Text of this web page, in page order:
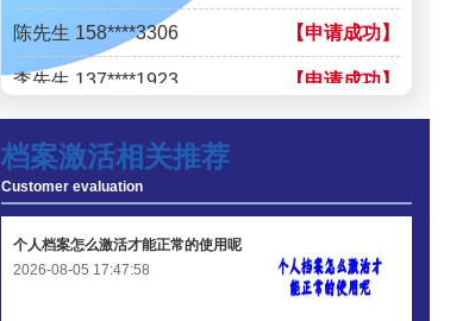
陈先生 158****3306 【申请成功】
李先生 137****1923 【申请成功】
程女士 136****3253 【申请成功】
王小姐 185****2848
陈先生 189****1098 【申请成功】
李先生 135****3338 【申请成功】
档案激活相关推荐
Customer evaluation
个人档案怎么激活才能正常的使用呢
2026-08-05 17:47:58